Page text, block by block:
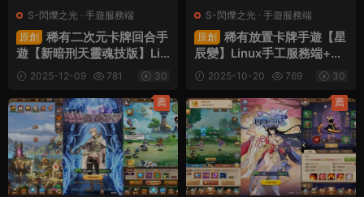
S-閃爍之光 · 手遊服務端
原創
稀有二次元卡牌回合手
遊【新暗刑天靈魂技版】Lin
ux手工服務端+安卓+多區跨
服+GM授權後台+福利後台
+視頻架設教程
2025-12-09 781 30
S-閃爍之光 · 手遊服務端
原創
稀有放置卡牌手遊【星
辰變】Linux手工服務端+安
卓蘋果雙端+GM配套物品後
台+視頻架設教程
2025-10-20 769 30
薦 薦